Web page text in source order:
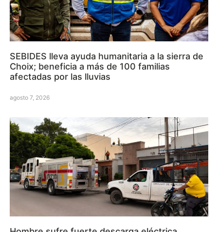
SEBIDES lleva ayuda humanitaria a la sierra de
Choix; beneficia a más de 100 familias
afectadas por las lluvias
agosto 7, 2026